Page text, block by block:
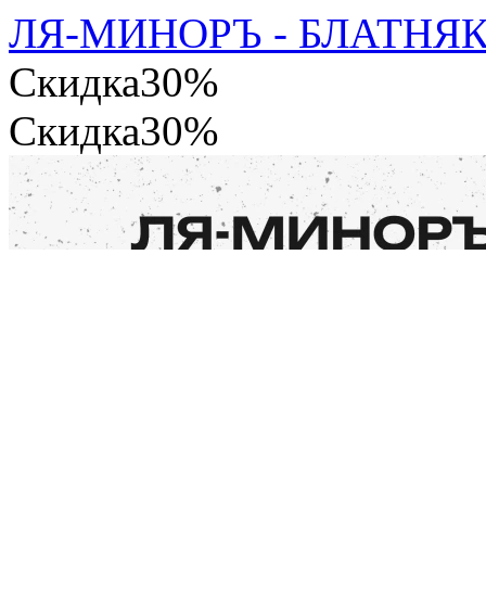
ЛЯ-МИНОРЪ - БЛАТНЯК
Скидка30%
Скидка30%